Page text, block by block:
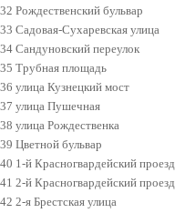
32 Рождественский бульвар
33 Садовая-Сухаревская улица
34 Сандуновский переулок
35 Трубная площадь
36 улица Кузнецкий мост
37 улица Пушечная
38 улица Рождественка
39 Цветной бульвар
40 1-й Красногвардейский проезд
41 2-й Красногвардейский проезд
42 2-я Брестская улица